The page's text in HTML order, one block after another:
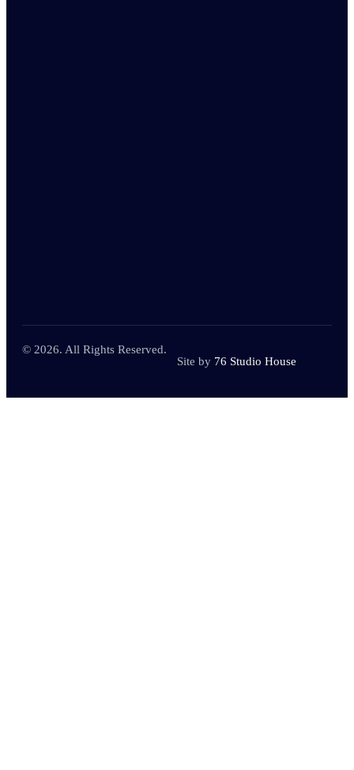
© 2026. All Rights Reserved.
Site by 76 Studio House